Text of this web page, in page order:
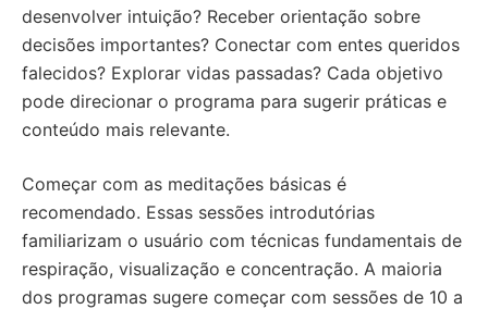
desenvolver intuição? Receber orientação sobre
decisões importantes? Conectar com entes queridos
falecidos? Explorar vidas passadas? Cada objetivo
pode direcionar o programa para sugerir práticas e
conteúdo mais relevante.
Começar com as meditações básicas é
recomendado. Essas sessões introdutórias
familiarizam o usuário com técnicas fundamentais de
respiração, visualização e concentração. A maioria
dos programas sugere começar com sessões de 10 a